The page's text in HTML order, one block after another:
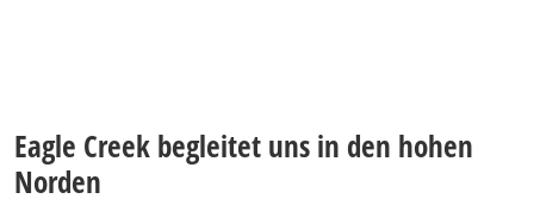
Eagle Creek begleitet uns in den hohen
Norden